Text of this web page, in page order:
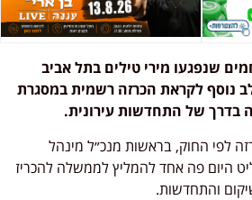
שנפגעו מירי טילים בתל אביב
נוסף לקראת הכרזה רשמית במסגרת
בדרך של התחדשות עירונית.
לפי החוק, בראשות מנכ״ל מינהל
היום פה אחד להמליץ לממשלה להכריז
והתחדשות.